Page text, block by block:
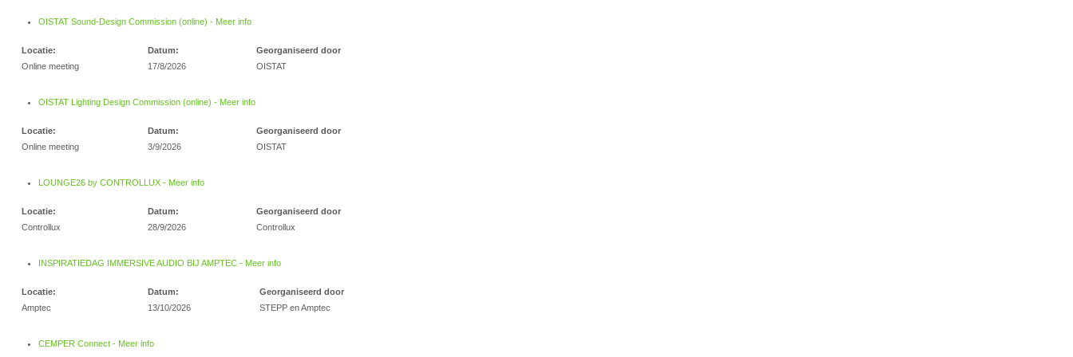
OISTAT Sound-Design Commission (online) - Meer info
Locatie: Datum:
Georganiseerd door
Online meeting
17/8/2026 OISTAT
OISTAT Lighting Design Commission (online) - Meer info
Locatie: Datum:
Georganiseerd door
Online meeting
3/9/2026 OISTAT
LOUNGE26 by CONTROLLUX - Meer info
Locatie: Datum:
Georganiseerd door
Controllux
28/9/2026 Controllux
INSPIRATIEDAG IMMERSIVE AUDIO BIJ AMPTEC - Meer info
Locatie: Datum:
Georganiseerd door
Amptec
13/10/2026 STEPP en Amptec
CEMPER Connect - Meer info